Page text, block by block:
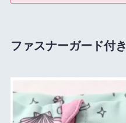
ファスナーガード付き